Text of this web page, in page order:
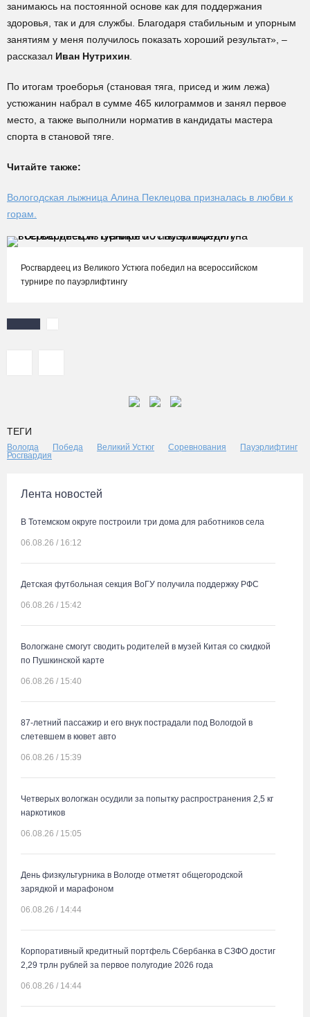
занимаюсь на постоянной основе как для поддержания
здоровья, так и для службы. Благодаря стабильным и упорным
занятиям у меня получилось показать хороший результат», –
рассказал Иван Нутрихин
По итогам троеборья (становая тяга, присед и жим лежа)
устюжанин набрал в сумме 465 килограммов и занял первое
место, а также выполнили норматив в кандидаты мастера
спорта в становой тяге.
Читайте также:
Вологодская лыжница Алина Пеклецова призналась в любви к
горам.
Росгвардеец из Великого Устюга победил на всероссийском
турнире по пауэрлифтингу
ТЕГИ
Вологда Победа Великий Устюг Соревнования
Пауэрлифтинг
Росгвардия
Лента новостей
В Тотемском округе построили три дома для работников села
06.08.26 / 16:12
Детская футбольная секция ВоГУ получила поддержку РФС
06.08.26 / 15:42
Вологжане смогут сводить родителей в музей Китая со скидкой
по Пушкинской карте
06.08.26 / 15:40
87-летний пассажир и его внук пострадали под Вологдой в
слетевшем в кювет авто
06.08.26 / 15:39
Четверых вологжан осудили за попытку распространения 2,5 кг
наркотиков
06.08.26 / 15:05
День физкультурника в Вологде отметят общегородской
зарядкой и марафоном
06.08.26 / 14:44
Корпоративный кредитный портфель Сбербанка в СЗФО достиг
2,29 трлн рублей за первое полугодие 2026 года
06.08.26 / 14:44